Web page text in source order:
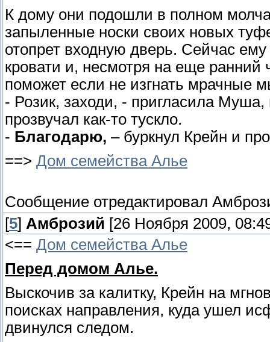
К дому они подошли в полном
запыленные носки своих новых
отопрет входную дверь. Сейчас ему
кровати и, несмотря на еще ранний
поможет если не изгнать мрачные
- Розик, заходи, - пригласила
прозвучал как-то тускло.
- Благодарю, – буркнул Крейн и
==> Дом семейства Алье
Сообщение отредактировал
[5] Амброзий [26 Ноября 2009,
<== Дом семейства Алье
Перед домом Алье.
Выскочив за калитку, Крейн на
поисках направления, куда ушел
двинулся следом.